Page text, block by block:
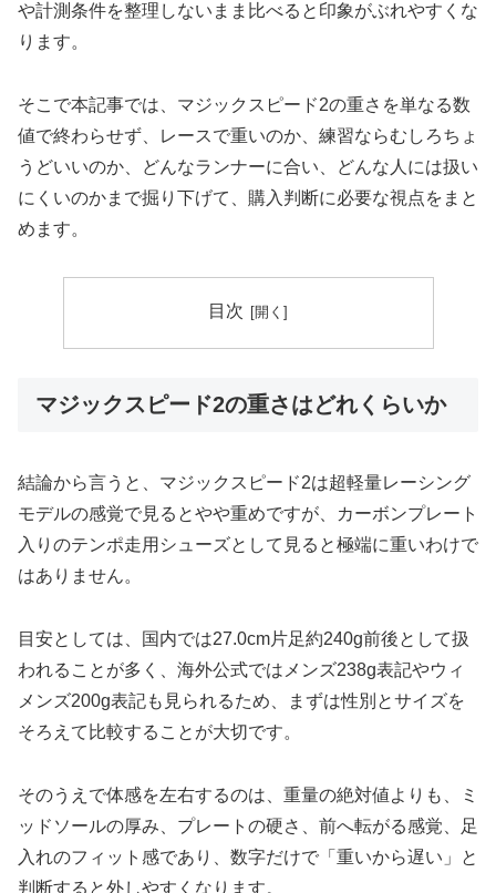
や計測条件を整理しないまま比べると印象がぶれやすくな
ります。
そこで本記事では、マジックスピード2の重さを単なる数
値で終わらせず、レースで重いのか、練習ならむしろちょ
うどいいのか、どんなランナーに合い、どんな人には扱い
にくいのかまで掘り下げて、購入判断に必要な視点をまと
めます。
目次
マジックスピード2の重さはどれくらいか
結論から言うと、マジックスピード2は超軽量レーシング
モデルの感覚で見るとやや重めですが、カーボンプレート
入りのテンポ走用シューズとして見ると極端に重いわけで
はありません。
目安としては、国内では27.0cm片足約240g前後として扱
われることが多く、海外公式ではメンズ238g表記やウィ
メンズ200g表記も見られるため、まずは性別とサイズを
そろえて比較することが大切です。
そのうえで体感を左右するのは、重量の絶対値よりも、ミ
ッドソールの厚み、プレートの硬さ、前へ転がる感覚、足
入れのフィット感であり、数字だけで「重いから遅い」と
判断すると外しやすくなります。